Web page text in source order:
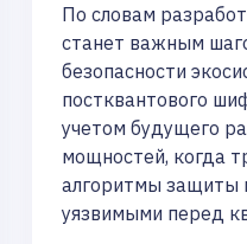
По словам
станет важным
безопасности
постквантового
учетом будущего
мощностей, когда
алгоритмы защиты
уязвимыми перед